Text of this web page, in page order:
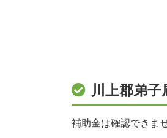
川上郡弟
補助金は確認できま